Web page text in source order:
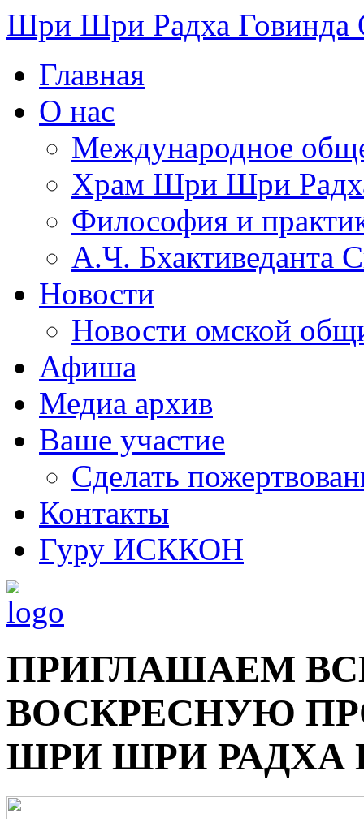
Шри Шри Радха Говинда
Главная
О нас
Международное
​Храм Шри Шри
Философия и
А.Ч. Бхактиведанта
Новости
Новости омской
Афиша
Медиа архив
Ваше участие
Сделать
Контакты
Гуру ИСККОН
ПРИГЛАШАЕМ
ВОСКРЕСНУЮ
ШРИ ШРИ РАДХА